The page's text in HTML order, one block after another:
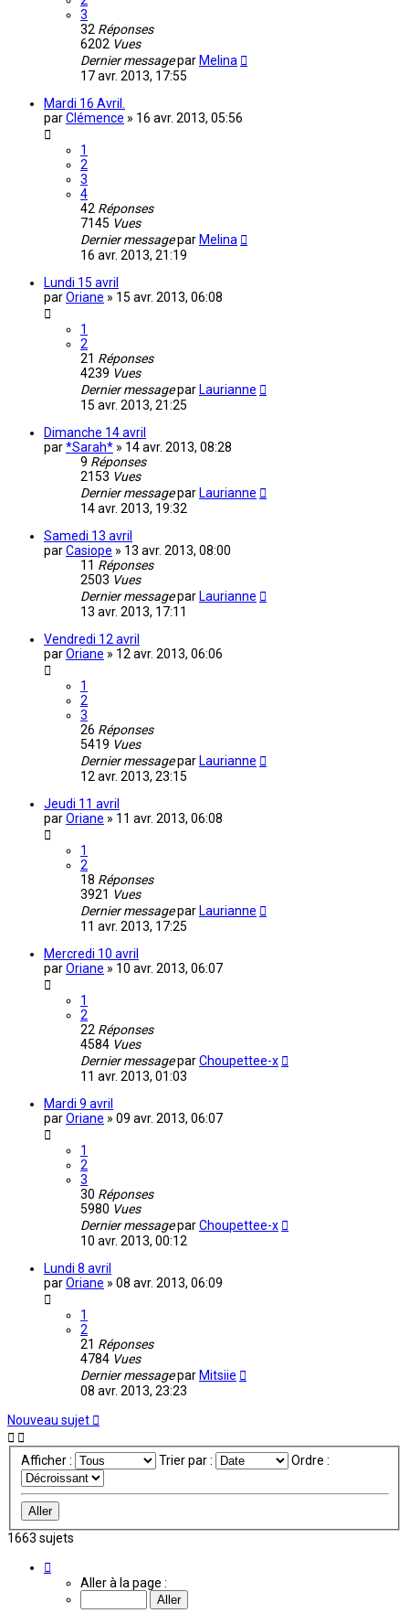
3
32 Réponses
6202 Vues
Dernier messagepar Melina
17 avr. 2013, 17:55
Mardi 16 Avril.
parClémence » 16 avr. 2013, 05:56
1
2
3
4
42 Réponses
7145 Vues
Dernier messagepar Melina
16 avr. 2013, 21:19
Lundi 15 avril
parOriane » 15 avr. 2013, 06:08
1
2
21 Réponses
4239 Vues
Dernier messagepar Laurianne
15 avr. 2013, 21:25
Dimanche 14 avril
par*Sarah* » 14 avr. 2013, 08:28
9 Réponses
2153 Vues
Dernier messagepar Laurianne
14 avr. 2013, 19:32
Samedi 13 avril
parCasiope » 13 avr. 2013, 08:00
11 Réponses
2503 Vues
Dernier messagepar Laurianne
13 avr. 2013, 17:11
Vendredi 12 avril
parOriane » 12 avr. 2013, 06:06
1
2
3
26 Réponses
5419 Vues
Dernier messagepar Laurianne
12 avr. 2013, 23:15
Jeudi 11 avril
parOriane » 11 avr. 2013, 06:08
1
2
18 Réponses
3921 Vues
Dernier messagepar Laurianne
11 avr. 2013, 17:25
Mercredi 10 avril
parOriane » 10 avr. 2013, 06:07
1
2
22 Réponses
4584 Vues
Dernier messageparChoupettee-x
11 avr. 2013, 01:03
Mardi 9 avril
parOriane » 09 avr. 2013, 06:07
1
2
3
30 Réponses
5980 Vues
Dernier messageparChoupettee-x
10 avr. 2013, 00:12
Lundi 8 avril
parOriane » 08 avr. 2013, 06:09
1
2
21 Réponses
4784 Vues
Dernier messagepar Mitsiie
08 avr. 2013, 23:23
Nouveau sujet
Afficher : Trier par : Ordre :
1663 sujets
Aller à la page :